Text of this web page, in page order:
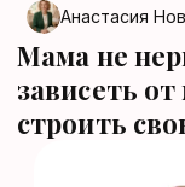
Анастасия
Мама не
зависеть
строить